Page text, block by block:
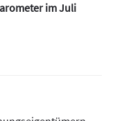
im Juli